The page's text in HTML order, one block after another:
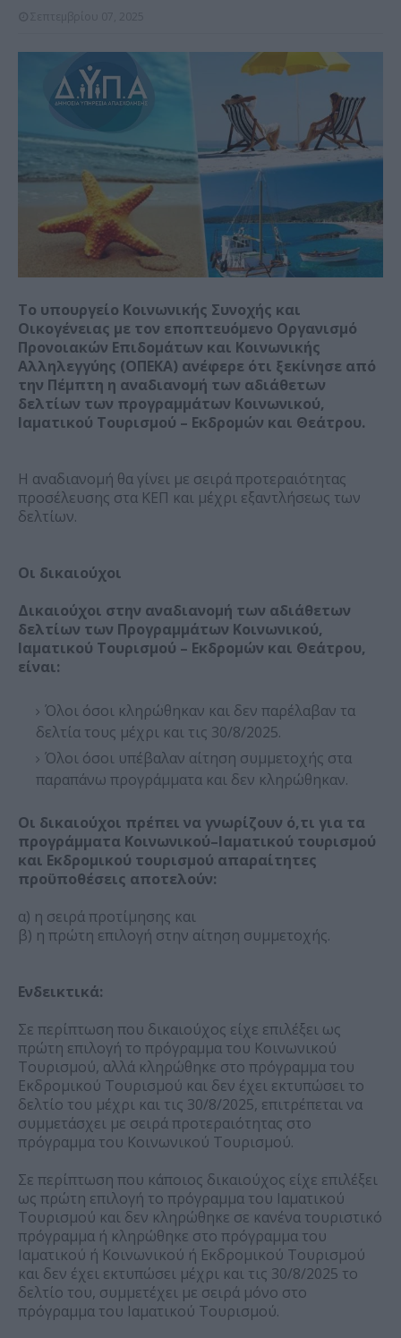
Το υπουργείο Κοινωνικής Συνοχής και
Οικογένειας με τον εποπτευόμενο Οργανισμό
Προνοιακών Επιδομάτων και Κοινωνικής
Αλληλεγγύης (ΟΠΕΚΑ) ανέφερε ότι ξεκίνησε από
την Πέμπτη η αναδιανομή των αδιάθετων
δελτίων των προγραμμάτων Κοινωνικού,
Ιαματικού Τουρισμού – Εκδρομών και Θεάτρου.
Η αναδιανομή θα γίνει με σειρά προτεραιότητας
προσέλευσης στα ΚΕΠ και μέχρι εξαντλήσεως των
δελτίων.
Οι δικαιούχοι
Δικαιούχοι στην αναδιανομή των αδιάθετων
δελτίων των Προγραμμάτων Κοινωνικού,
Ιαματικού Τουρισμού – Εκδρομών και Θεάτρου,
είναι:
Όλοι όσοι κληρώθηκαν και δεν παρέλαβαν τα
δελτία τους μέχρι και τις 30/8/2025.
Όλοι όσοι υπέβαλαν αίτηση συμμετοχής στα
παραπάνω προγράμματα και δεν κληρώθηκαν.
Οι δικαιούχοι πρέπει να γνωρίζουν ό,τι για τα
προγράμματα Κοινωνικού–Ιαματικού τουρισμού
και Εκδρομικού τουρισμού απαραίτητες
προϋποθέσεις αποτελούν:
α) η σειρά προτίμησης και
β) η πρώτη επιλογή στην αίτηση συμμετοχής.
Ενδεικτικά:
Σε περίπτωση που δικαιούχος είχε επιλέξει ως
πρώτη επιλογή το πρόγραμμα του Κοινωνικού
Τουρισμού, αλλά κληρώθηκε στο πρόγραμμα του
Εκδρομικού Τουρισμού και δεν έχει εκτυπώσει το
δελτίο του μέχρι και τις 30/8/2025, επιτρέπεται να
συμμετάσχει με σειρά προτεραιότητας στο
πρόγραμμα του Κοινωνικού Τουρισμού.
Σε περίπτωση που κάποιος δικαιούχος είχε επιλέξει
ως πρώτη επιλογή το πρόγραμμα του Ιαματικού
Τουρισμού και δεν κληρώθηκε σε κανένα τουριστικό
πρόγραμμα ή κληρώθηκε στο πρόγραμμα του
Ιαματικού ή Κοινωνικού ή Εκδρομικού Τουρισμού
και δεν έχει εκτυπώσει μέχρι και τις 30/8/2025 το
δελτίο του, συμμετέχει με σειρά μόνο στο
πρόγραμμα του Ιαματικού Τουρισμού.